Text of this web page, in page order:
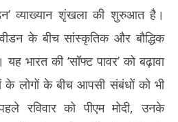
व्याख्यान शृंखला की शुरुआत है।
के बीच सांस्कृतिक और बौद्धिक
भारत की ‘सॉफ्ट पावर’ को बढ़ावा
के लोगों के बीच आपसी संबंधों को भी
रविवार को पीएम मोदी, उनके